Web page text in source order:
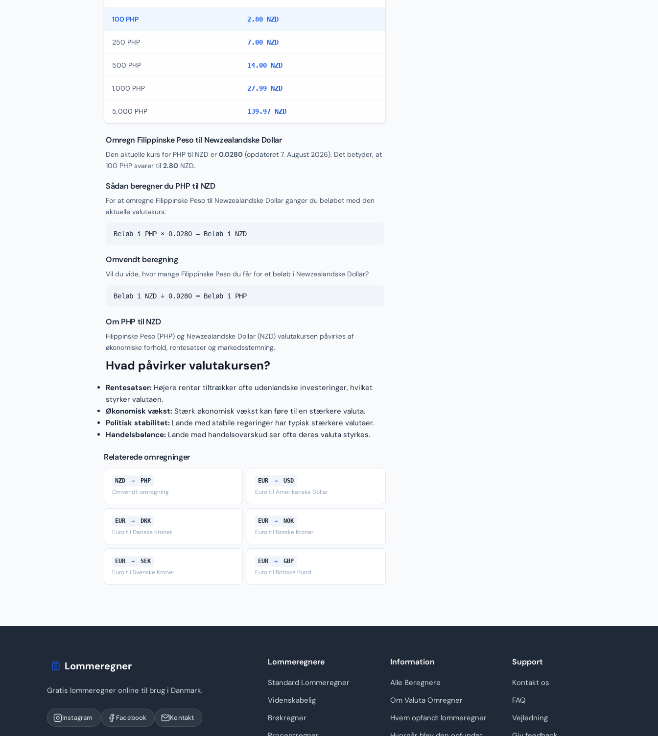
100 PHP 2.80 NZD
250 PHP 7.00 NZD
500 PHP 14.00 NZD
1,000 PHP 27.99 NZD
5,000 PHP 139.97 NZD
Omregn Filippinske Peso til Newzealandske Dollar
Den aktuelle kurs for PHP til NZD er 0.0280 (opdateret 7. August 2026). Det betyder, at
100 PHP svarer til 2.80 NZD.
Sådan beregner du PHP til NZD
For at omregne Filippinske Peso til Newzealandske Dollar ganger du beløbet med den
aktuelle valutakurs:
Beløb i PHP × 0.0280 = Beløb i NZD
Omvendt beregning
Vil du vide, hvor mange Filippinske Peso du får for et beløb i Newzealandske Dollar?
Beløb i NZD ÷ 0.0280 = Beløb i PHP
Om PHP til NZD
Filippinske Peso (PHP) og Newzealandske Dollar (NZD) valutakursen påvirkes af
økonomiske forhold, rentesatser og markedsstemning.
Hvad påvirker valutakursen?
Rentesatser: Højere renter tiltrækker ofte udenlandske investeringer, hvilket
styrker valutaen.
Økonomisk vækst: Stærk økonomisk vækst kan føre til en stærkere valuta.
Politisk stabilitet: Lande med stabile regeringer har typisk stærkere valutaer.
Handelsbalance: Lande med handelsoverskud ser ofte deres valuta styrkes.
Relaterede omregninger
NZD → PHP
Omvendt omregning
EUR → USD
Euro til Amerikanske Dollar
EUR → DKK
Euro til Danske Kroner
EUR → NOK
Euro til Norske Kroner
EUR → SEK
Euro til Svenske Kroner
EUR → GBP
Euro til Britiske Pund
Lommeregner
Gratis lommeregner online til brug i Danmark.
Instagram Facebook Kontakt
Lommeregnere
Standard Lommeregner
Videnskabelig
Brøkregner
Information
Alle Beregnere
Om Valuta Omregner
Hvem opfandt lommeregner
Support
Kontakt os
FAQ
Vejledning